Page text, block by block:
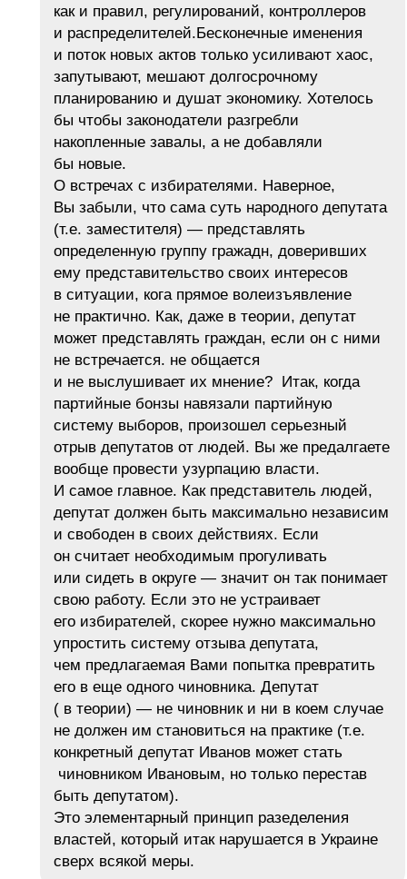
как и правил, регулирований, контроллеров
и распределителей.Бесконечные именения
и поток новых актов только усиливают хаос,
запутывают, мешают долгосрочному
планированию и душат экономику. Хотелось
бы чтобы законодатели разгребли
накопленные завалы, а не добавляли
бы новые.
О встречах с избирателями. Наверное,
Вы забыли, что сама суть народного депутата
(т.е. заместителя) — представлять
определенную группу гражадн, доверивших
ему представительство своих интересов
в ситуации, кога прямое волеизъявление
не практично. Как, даже в теории, депутат
может представлять граждан, если он с ними
не встречается. не общается
и не выслушивает их мнение? Итак, когда
партийные бонзы навязали партийную
систему выборов, произошел серьезный
отрыв депутатов от людей. Вы же предалгаете
вообще провести узурпацию власти.
И самое главное. Как представитель людей,
депутат должен быть максимально независим
и свободен в своих действиях. Если
он считает необходимым прогуливать
или сидеть в округе — значит он так понимает
свою работу. Если это не устраивает
его избирателей, скорее нужно максимально
упростить систему отзыва депутата,
чем предлагаемая Вами попытка превратить
его в еще одного чиновника. Депутат
( в теории) — не чиновник и ни в коем случае
не должен им становиться на практике (т.е.
конкретный депутат Иванов может стать
чиновником Ивановым, но только перестав
быть депутатом).
Это элементарный принцип разеделения
властей, который итак нарушается в Украине
сверх всякой меры.